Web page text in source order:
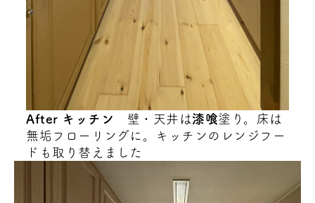
After キッチン 壁・天井は漆喰塗り。床は
無垢フローリングに。キッチンのレンジフー
ドも取り替えました